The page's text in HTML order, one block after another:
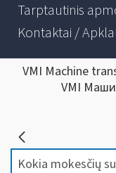
Tarptautinis
Kontaktai /
VMI Machine
VMI